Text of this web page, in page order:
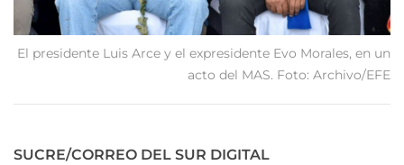
El presidente Luis Arce y el expresidente Evo Morales, en un
acto del MAS. Foto: Archivo/EFE
SUCRE/CORREO DEL SUR DIGITAL